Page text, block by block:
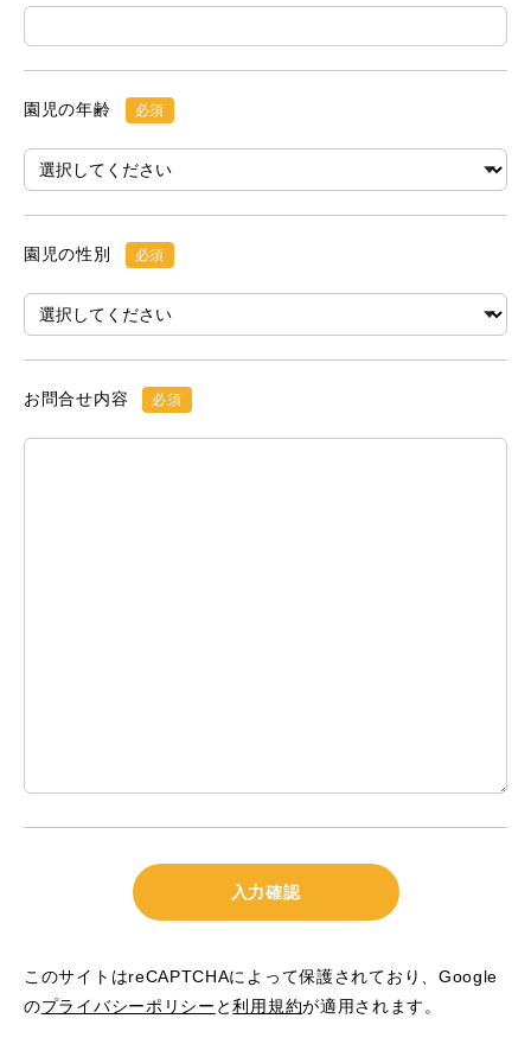
園児の年齢 必須
園児の性別 必須
お問合せ内容 必須
このサイトはreCAPTCHAによって保護されており、Google
のプライバシーポリシー と利用規約が適用されます。